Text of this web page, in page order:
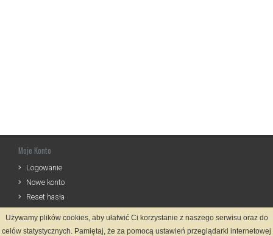
Moje Konto
Logowanie
Nowe konto
Reset hasła
Informacje
Używamy plików cookies, aby ułatwić Ci korzystanie z naszego serwisu oraz do
celów statystycznych. Pamiętaj, że za pomocą ustawień przeglądarki internetowej